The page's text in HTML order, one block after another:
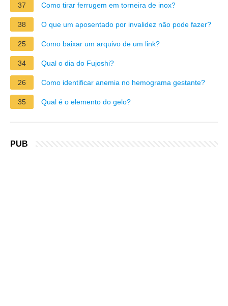
37
Como tirar ferrugem em torneira de inox?
38 O que um aposentado por invalidez não pode fazer?
25 Como baixar um arquivo de um link?
34 Qual o dia do Fujoshi?
26 Como identificar anemia no hemograma gestante?
35 Qual é o elemento do gelo?
PUB